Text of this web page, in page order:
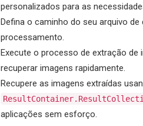
personalizados para as
Defina o caminho do seu arquivo
processamento.
Execute o processo de extração
recuperar imagens rapidamente.
Recupere as imagens extraídas
aplicações sem esforço.